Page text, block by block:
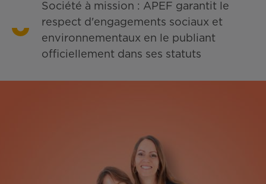
Société à mission : APEF garantit le
respect d'engagements sociaux et
environnementaux en le publiant
officiellement dans ses statuts